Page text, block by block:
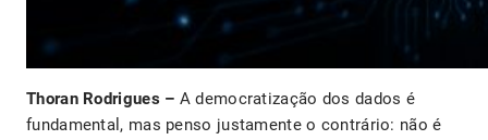
Thoran Rodrigues – A democratização dos dados é
fundamental, mas penso justamente o contrário: não é